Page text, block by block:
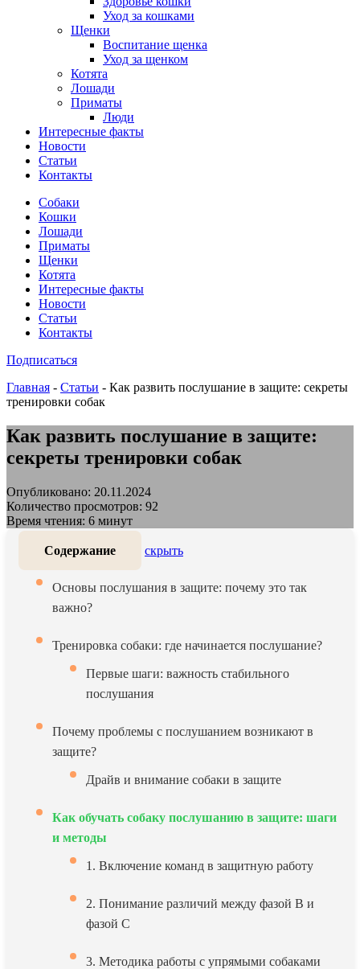
Уход за кошками
Щенки
Воспитание щенка
Уход за щенком
Котята
Лошади
Приматы
Люди
Интересные факты
Новости
Статьи
Контакты
Собаки
Кошки
Лошади
Приматы
Щенки
Котята
Интересные факты
Новости
Статьи
Контакты
Подписаться
Главная - Статьи - Как развить послушание в защите: секреты
тренировки собак ‍
Как развить послушание в защите:
секреты тренировки собак ‍
Опубликовано: 20.11.2024
Количество просмотров: 92
Время чтения: 6 минут
Содержание скрыть
Основы послушания в защите: почему это так
важно?
Тренировка собаки: где начинается послушание?
Первые шаги: важность стабильного
послушания
Почему проблемы с послушанием возникают в
защите?
Драйв и внимание собаки в защите
Как обучать собаку послушанию в защите: шаги
и методы
1. Включение команд в защитную работу
2. Понимание различий между фазой В и
фазой С
3. Методика работы с упрямыми собаками